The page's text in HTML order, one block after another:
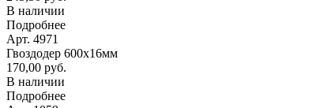
В наличии
Подробнее
Арт. 4971
Гвоздодер 600х16мм
170,00 руб.
В наличии
Подробнее